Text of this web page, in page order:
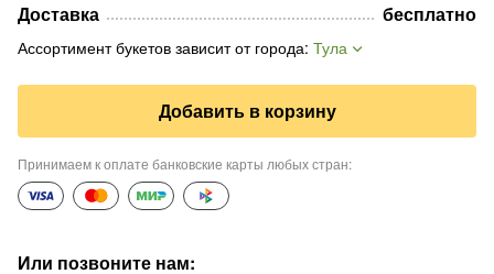
Доставка бесплатно
Ассортимент букетов зависит от города: Тула
Добавить в корзину
Принимаем к оплате банковские карты любых стран:
Или позвоните нам: